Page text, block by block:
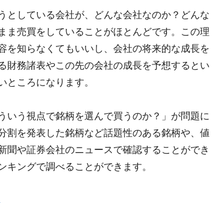
としている会社が、どんな会社なのか？どんな
ま売買をしていることがほとんどです。この理
を知らなくてもいいし、会社の将来的な成長を
財務諸表やこの先の会社の成長を予想するとい
ところになります。
いう視点で銘柄を選んで買うのか？」が問題に
割を発表した銘柄など話題性のある銘柄や、値
や証券会社のニュースで確認することができ
ングで調べることができます。